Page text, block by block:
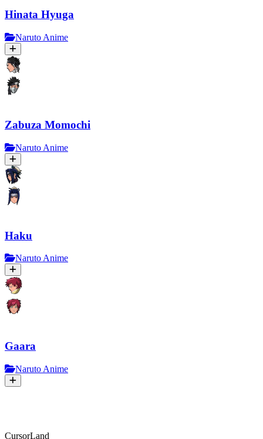
Hinata Hyuga
Naruto Anime
Zabuza Momochi
Naruto Anime
Haku
Naruto Anime
Gaara
Naruto Anime
CursorLand